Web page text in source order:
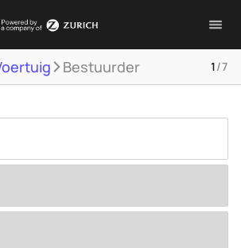
Bestuurder 1/7